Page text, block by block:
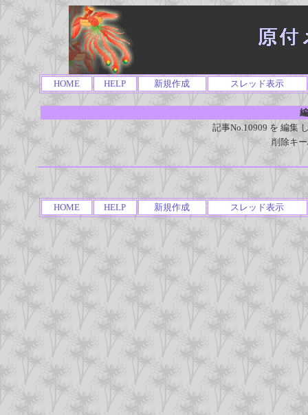
HOME HELP 新規作成 スレッド表示
記事No.10909 を 編集
削除キ
HOME HELP 新規作成 スレッド表示